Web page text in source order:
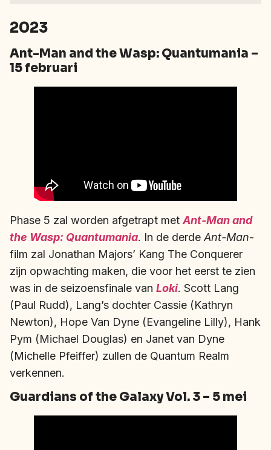
2023
Ant-Man and the Wasp: Quantumania –
15 februari
Phase 5 zal worden afgetrapt met Ant-Man and
the Wasp: Quantumania. In de derde Ant-Man-
film zal Jonathan Majors’ Kang The Conquerer
zijn opwachting maken, die voor het eerst te zien
was in de seizoensfinale van Loki. Scott Lang
(Paul Rudd), Lang’s dochter Cassie (Kathryn
Newton), Hope Van Dyne (Evangeline Lilly), Hank
Pym (Michael Douglas) en Janet van Dyne
(Michelle Pfeiffer) zullen de Quantum Realm
verkennen.
Guardians of the Galaxy Vol. 3 – 5 mei